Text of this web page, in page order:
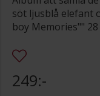
söt ljusblå elefant
boy Memories""
249:-